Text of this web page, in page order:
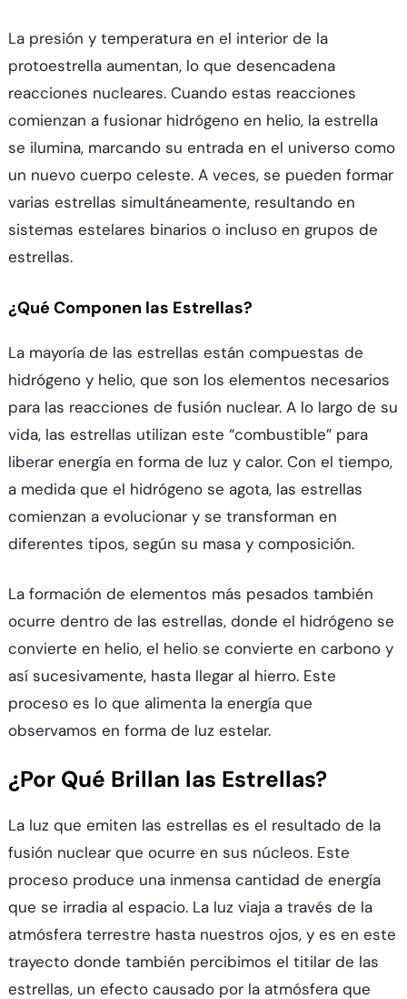
La presión y temperatura en el interior de la
protoestrella aumentan, lo que desencadena
reacciones nucleares. Cuando estas reacciones
comienzan a fusionar hidrógeno en helio, la estrella
se ilumina, marcando su entrada en el universo como
un nuevo cuerpo celeste. A veces, se pueden formar
varias estrellas simultáneamente, resultando en
sistemas estelares binarios o incluso en grupos de
estrellas.
¿Qué Componen las Estrellas?
La mayoría de las estrellas están compuestas de
hidrógeno y helio, que son los elementos necesarios
para las reacciones de fusión nuclear. A lo largo de su
vida, las estrellas utilizan este “combustible” para
liberar energía en forma de luz y calor. Con el tiempo,
a medida que el hidrógeno se agota, las estrellas
comienzan a evolucionar y se transforman en
diferentes tipos, según su masa y composición.
La formación de elementos más pesados también
ocurre dentro de las estrellas, donde el hidrógeno se
convierte en helio, el helio se convierte en carbono y
así sucesivamente, hasta llegar al hierro. Este
proceso es lo que alimenta la energía que
observamos en forma de luz estelar.
¿Por Qué Brillan las Estrellas?
La luz que emiten las estrellas es el resultado de la
fusión nuclear que ocurre en sus núcleos. Este
proceso produce una inmensa cantidad de energía
que se irradia al espacio. La luz viaja a través de la
atmósfera terrestre hasta nuestros ojos, y es en este
trayecto donde también percibimos el titilar de las
estrellas, un efecto causado por la atmósfera que